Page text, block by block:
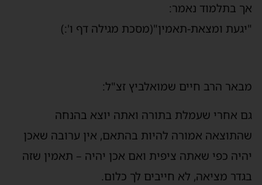
אך בתלמוד נאמר:
"יגעת ומצאת-תאמין"(מסכת מגילה דף ו':)
מבאר הרב חיים שמואלביץ זצ"ל:
גם אחרי שעמלת בתורה ואתה יוצא בהנחה
שהתוצאה אמורה להיות בהתאם, אין ערובה שאכן
יהיה כפי שאתה ציפית ואם אכן יהיה – תאמין שזה
בגדר מציאה, לא חייבים לך כלום.